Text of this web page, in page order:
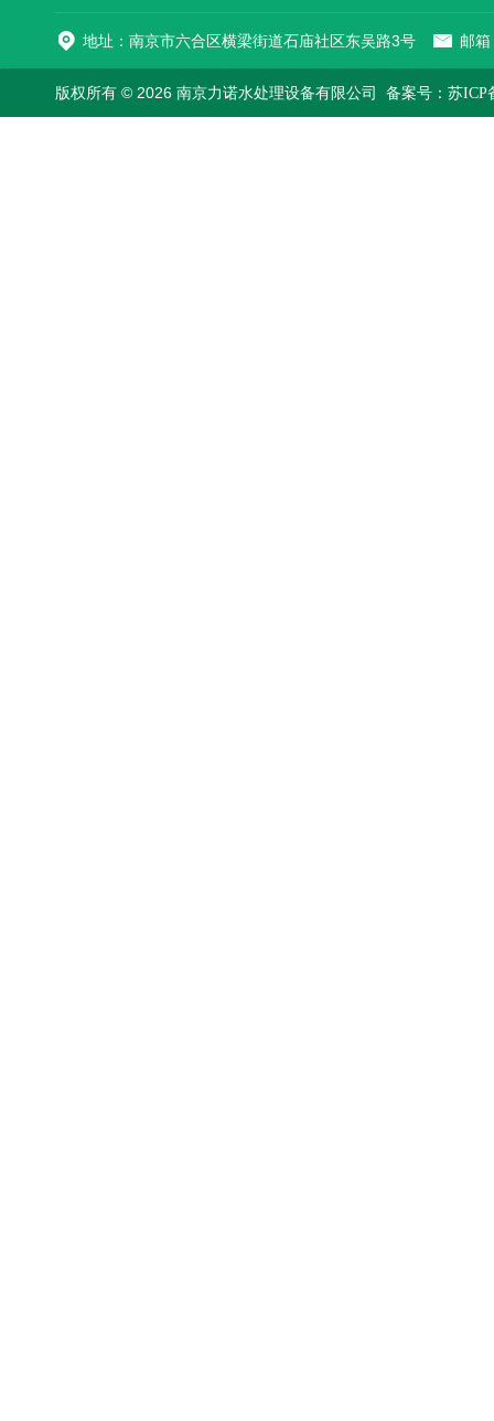
地址：南京市六合区横梁街道石庙社区东吴路3号 邮
版权所有 © 2026 南京力诺水处理设备有限公司 备案号：苏ICP